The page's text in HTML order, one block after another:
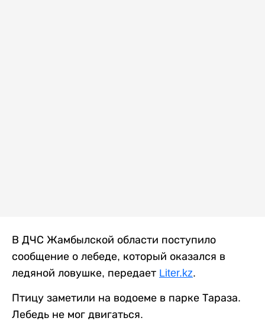
В ДЧС Жамбылской области поступило
сообщение о лебеде, который оказался в
ледяной ловушке, передает Liter.kz.
Птицу заметили на водоеме в парке Тараза.
Лебедь не мог двигаться.